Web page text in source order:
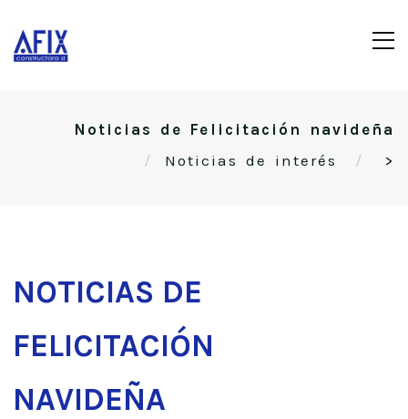
Noticias de Felicitación navideña
>
Noticias de interés
NOTICIAS DE
FELICITACIÓN
NAVIDEÑA